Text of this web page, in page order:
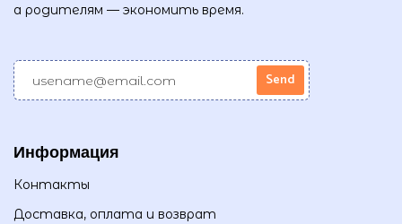
а родителям — экономить время.
Информация
Контакты
Доставка, оплата и возврат